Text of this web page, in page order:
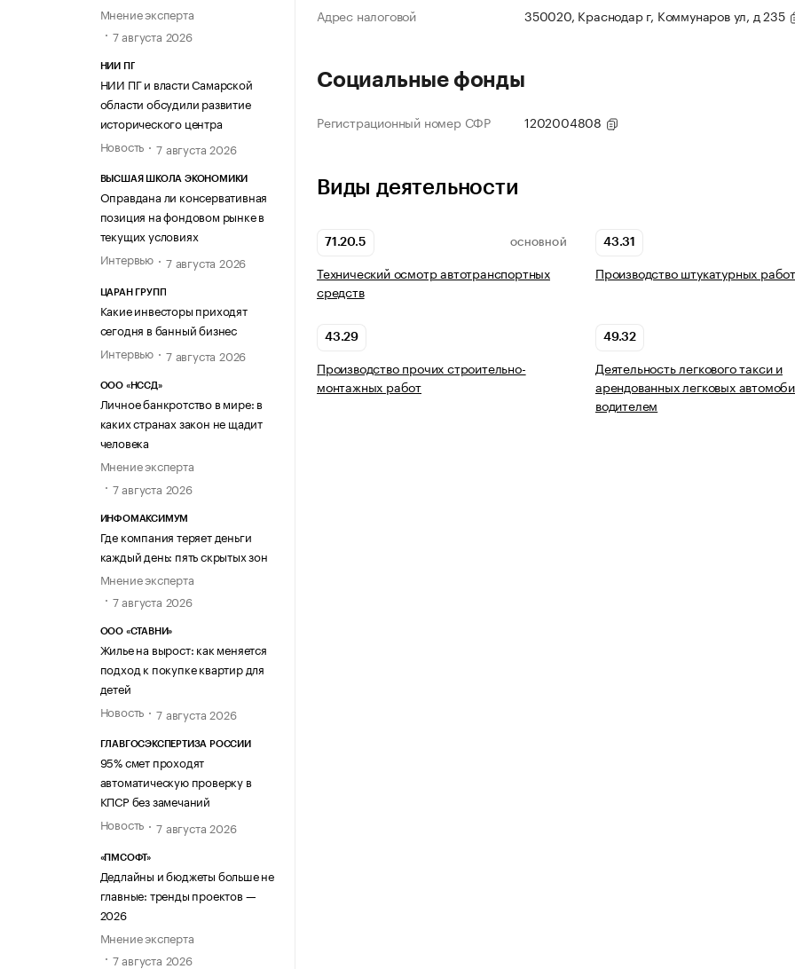
Мнение эксперта
7 августа 2026
НИИ ПГ
НИИ ПГ и власти Самарской
области обсудили развитие
исторического центра
Новость
7 августа 2026
ВЫСШАЯ ШКОЛА ЭКОНОМИКИ
Оправдана ли консервативная
позиция на фондовом рынке в
текущих условиях
Интервью
7 августа 2026
ЦАРАН ГРУПП
Какие инвесторы приходят
сегодня в банный бизнес
Интервью
7 августа 2026
ООО «НССД»
Личное банкротство в мире: в
каких странах закон не щадит
человека
Мнение эксперта
7 августа 2026
ИНФОМАКСИМУМ
Где компания теряет деньги
каждый день: пять скрытых зон
Мнение эксперта
7 августа 2026
ООО «СТАВНИ»
Жилье на вырост: как меняется
подход к покупке квартир для
детей
Новость
7 августа 2026
ГЛАВГОСЭКСПЕРТИЗА РОССИИ
95% смет проходят
автоматическую проверку в
КПСР без замечаний
Новость
7 августа 2026
«ПМСОФТ»
Дедлайны и бюджеты больше не
главные: тренды проектов —
2026
Мнение эксперта
7 августа 2026
Адрес налоговой
350020, Краснодар г, Коммунаров ул, д 235
Социальные фонды
Регистрационный номер СФР 1202004808
Виды деятельности
71.20.5 ОСНОВНОЙ
Технический осмотр автотранспортных
средств
43.31
Производство штукатурных работ
43.29
Производство прочих строительно-
монтажных работ
49.32
Деятельность легкового такси и
арендованных легковых
водителем